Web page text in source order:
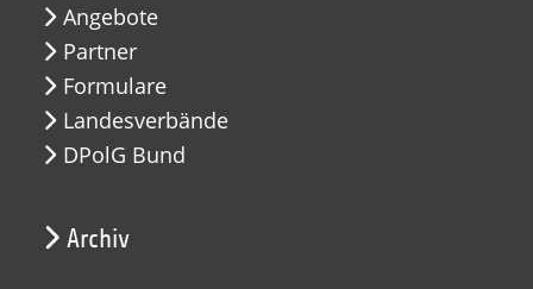
Angebote
Partner
Formulare
Landesverbände
DPolG Bund
Archiv